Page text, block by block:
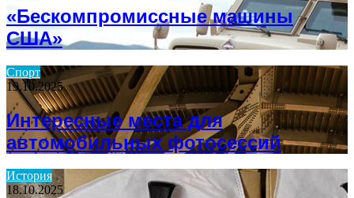
«Бескомпромиссные машины
США»
Спорт
19.10.2025
Интересные места для
автомобильных фотосессий
История
18.10.2025